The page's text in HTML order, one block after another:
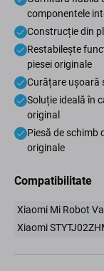
componentele
Construcție din
Restabilește
piesei originale
Curățare ușoară
Soluție ideală în
original
Piesă de schimb
originale
Compatibilitate
Xiaomi Mi Robot
Xiaomi